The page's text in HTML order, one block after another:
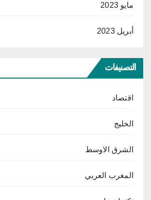
مايو 2023
أبريل 2023
التصنيفات
اقتصاد
الخليج
الشرق الاوسط
المغرب العربي